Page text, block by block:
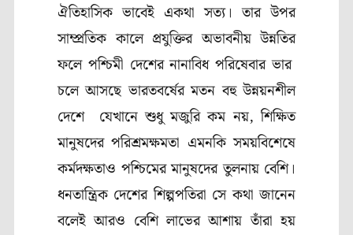
ঐতিহাসিক ভাবেই একথা সত্য। তার উপর
সাম্প্রতিক কালে প্রযুক্তির অভাবনীয় উন্নতির
ফলে পশ্চিমী দেশের নানাবিধ পরিষেবার ভার
চলে আসছে ভারতবর্ষের মতন বহু উন্নয়নশীল
দেশে যেখানে শুধু মজুরি কম নয়, শিক্ষিত
মানুষদের পরিশ্রমক্ষমতা এমনকি সময়বিশেষে
কর্মদক্ষতাও পশ্চিমের মানুষদের তুলনায় বেশি।
ধনতান্ত্রিক দেশের শিল্পপতিরা সে কথা জানেন
বলেই আরও বেশি লাভের আশায় তাঁরা হয়